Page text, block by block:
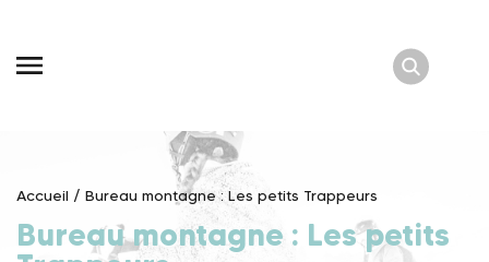
content
Accueil / Bureau montagne : Les petits Trappeurs
Bureau montagne : Les petits